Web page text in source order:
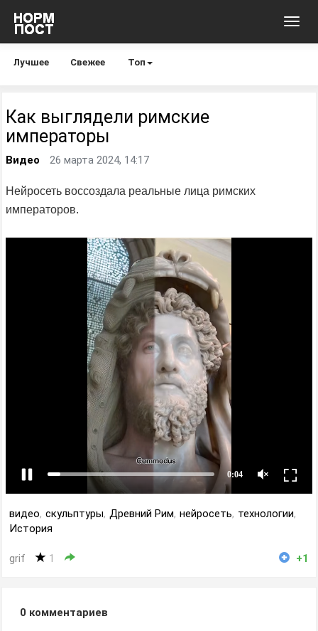
Лучшее Свежее Топ
Как выглядели римские
императоры
Видео 26 марта 2024, 14:17
Нейросеть воссоздала реальные лица римских
императоров.
видео, скульптуры, Древний Рим, нейросеть, технологии,
История
grif 1 +1
0 комментариев